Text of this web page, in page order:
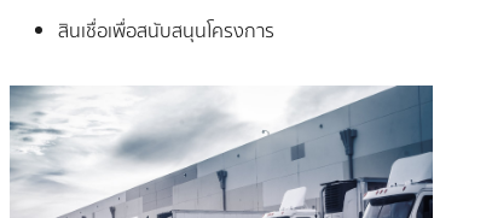
สินเชื่อเพื่อสนับสนุนโครงการ